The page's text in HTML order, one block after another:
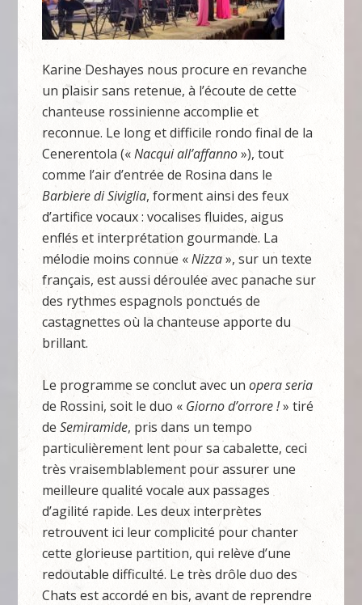
Karine Deshayes nous procure en revanche
un plaisir sans retenue, à l’écoute de cette
chanteuse rossinienne accomplie et
reconnue. Le long et difficile rondo final de la
Cenerentola («Nacqui all’affanno»), tout
comme l’air d’entrée de Rosina dans le
Barbiere di Siviglia, forment ainsi des feux
d’artifice vocaux : vocalises fluides, aigus
enflés et interprétation gourmande. La
mélodie moins connue «Nizza», sur un texte
français, est aussi déroulée avec panache sur
des rythmes espagnols ponctués de
castagnettes où la chanteuse apporte du
brillant.
Le programme se conclut avec unoperaseria
de Rossini, soit le duo « Giorno d’orrore !» tiré
deSemiramide, pris dans un tempo
particulièrement lent pour sa cabalette, ceci
très vraisemblablement pour assurer une
meilleure qualité vocale aux passages
d’agilité rapide. Les deux interprètes
retrouvent ici leur complicité pour chanter
cette glorieuse partition, qui relève d’une
redoutable difficulté. Le très drôle duo des
Chats est accordé en bis, avant de reprendre